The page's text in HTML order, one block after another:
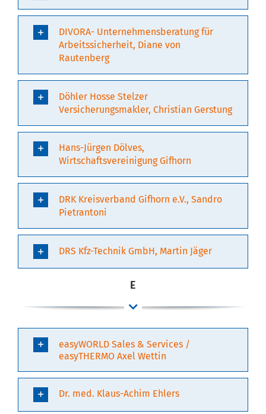
DIVORA- Unternehmensberatung für
Arbeitssicherheit, Diane von
Rautenberg
Döhler Hosse Stelzer
Versicherungsmakler, Christian Gerstung
Hans-Jürgen Dölves,
Wirtschaftsvereinigung Gifhorn
DRK Kreisverband Gifhorn e.V., Sandro
Pietrantoni
DRS Kfz-Technik GmbH, Martin Jäger
E
easyWORLD Sales & Services /
easyTHERMO Axel Wettin
Dr. med. Klaus-Achim Ehlers